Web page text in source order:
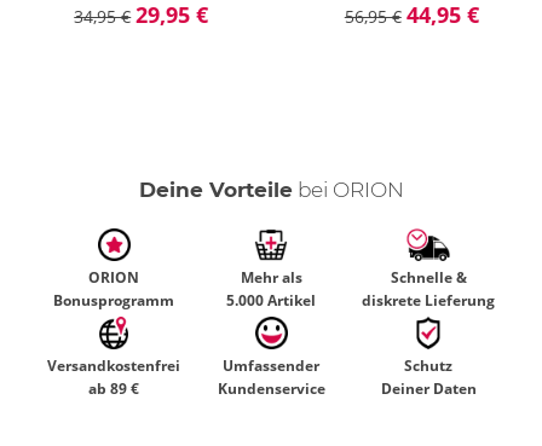
34,95 € 29,95 € 56,95 € 44,95 €
Deine Vorteilebei ORION
ORION
Bonusprogramm
Mehr als
5.000 Artikel
Schnelle &
diskrete Lieferung
Versandkostenfrei
ab 89 €
Umfassender
Kundenservice
Schutz
Deiner Daten